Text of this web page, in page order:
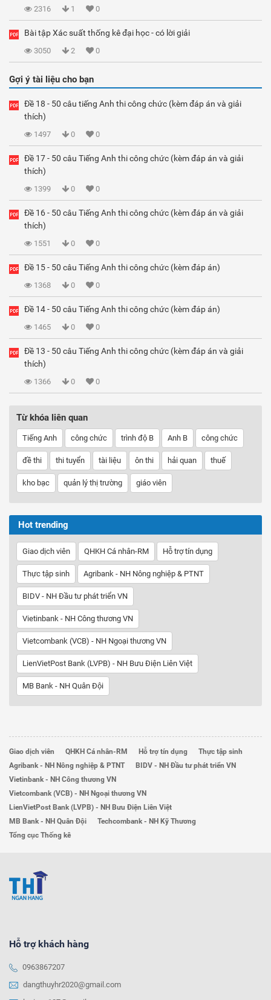
2316 1 0
Bài tập Xác suất thống kê đại học - có lời giải
3050 2 0
Gợi ý tài liệu cho bạn
Đề 18 - 50 câu tiếng Anh thi công chức (kèm đáp án và giải
thích)
1497 0 0
Đề 17 - 50 câu Tiếng Anh thi công chức (kèm đáp án và giải
thích)
1399 0 0
Đề 16 - 50 câu Tiếng Anh thi công chức (kèm đáp án và giải
thích)
1551 0 0
Đề 15 - 50 câu Tiếng Anh thi công chức (kèm đáp án)
1368 0 0
Đề 14 - 50 câu Tiếng Anh thi công chức (kèm đáp án)
1465 0 0
Đề 13 - 50 câu Tiếng Anh thi công chức (kèm đáp án và giải
thích)
1366 0 0
Từ khóa liên quan
Tiếng Anh công chức trình độ B Anh B công chức
đề thi thi tuyển tài liệu ôn thi hải quan thuế
kho bạc quản lý thị trường giáo viên
Hot trending
Giao dịch viên QHKH Cá nhân-RM Hỗ trợ tín dụng
Thực tập sinh Agribank - NH Nông nghiệp & PTNT
BIDV - NH Đầu tư phát triển VN
Vietinbank - NH Công thương VN
Vietcombank (VCB) - NH Ngoại thương VN
LienVietPost Bank (LVPB) - NH Bưu Điện Liên Việt
MB Bank - NH Quân Đội
Giao dịch viên QHKH Cá nhân-RM Hỗ trợ tín dụng
Thực tập sinh
Agribank - NH Nông nghiệp & PTNT
BIDV - NH Đầu tư phát triển VN
Vietinbank - NH Công thương VN
Vietcombank (VCB) - NH Ngoại thương VN
LienVietPost Bank (LVPB) - NH Bưu Điện Liên Việt
MB Bank - NH Quân Đội
Techcombank - NH Kỹ Thương
Tổng cục Thống kê
Hỗ trợ khách hàng
0963867207
dangthuyhr2020@gmail.com